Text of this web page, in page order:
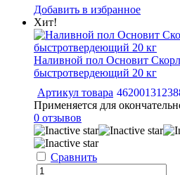
Добавить в избранное
Хит!
Наливной пол Основит
быстротвердеющий 20 кг
Артикул товара
Применяется для
0 отзывов
Сравнить